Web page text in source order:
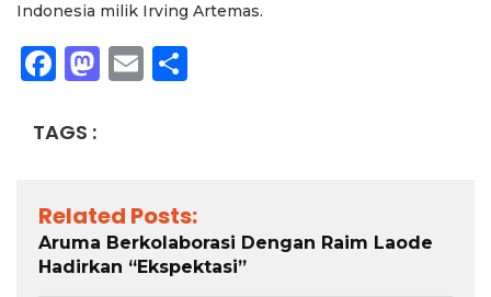
Indonesia milik Irving Artemas.
Facebook
Mastodon
Email
TAGS :
Related Posts:
Aruma Berkolaborasi Dengan Raim Laode
Hadirkan “Ekspektasi”